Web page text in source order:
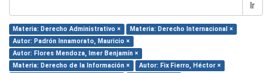
Ir
Materia: Derecho Administrativo ×
Materia: Derecho Internacional ×
Autor: Padrón Innamorato, Mauricio ×
Autor: Flores Mendoza, Imer Benjamín ×
Materia: Derecho de la Información ×
Autor: Fix Fierro, Héctor ×